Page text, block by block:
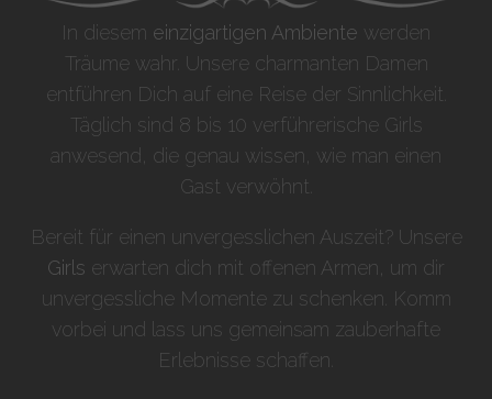
In diesem einzigartigen Ambiente werden
Träume wahr. Unsere charmanten Damen
entführen Dich auf eine Reise der Sinnlichkeit.
Täglich sind 8 bis 10 verführerische Girls
anwesend, die genau wissen, wie man einen
Gast verwöhnt.
Bereit für einen unvergesslichen Auszeit? Unsere
Girls erwarten dich mit offenen Armen, um dir
unvergessliche Momente zu schenken. Komm
vorbei und lass uns gemeinsam zauberhafte
Erlebnisse schaffen.